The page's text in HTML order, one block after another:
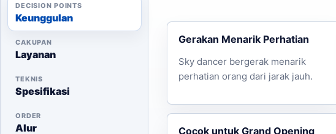
DECISION POINTS
Keunggulan
CAKUPAN
Layanan
TEKNIS
Spesifikasi
ORDER
Alur
Gerakan Menarik Perhatian
Sky dancer bergerak menarik
perhatian orang dari jarak jauh.
Cocok untuk Grand Opening